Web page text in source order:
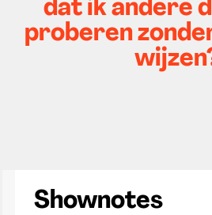
dat ik andere
proberen
Shownotes